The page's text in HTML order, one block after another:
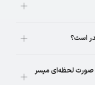
است؟
صورت لحظه‌ای میسر